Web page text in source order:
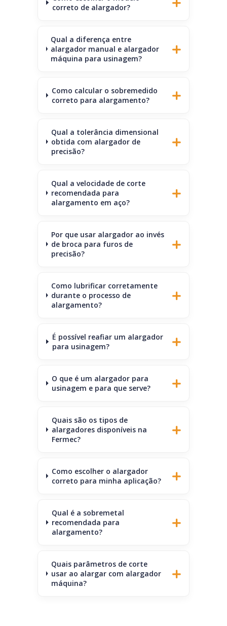
correto de alargador?
Qual a diferença entre
alargador manual e alargador
máquina para usinagem?
Como calcular o sobremedido
correto para alargamento?
Qual a tolerância dimensional
obtida com alargador de
precisão?
Qual a velocidade de corte
recomendada para
alargamento em aço?
Por que usar alargador ao invés
de broca para furos de
precisão?
Como lubrificar corretamente
durante o processo de
alargamento?
É possível reafiar um alargador
para usinagem?
O que é um alargador para
usinagem e para que serve?
Quais são os tipos de
alargadores disponíveis na
Fermec?
Como escolher o alargador
correto para minha aplicação?
Qual é a sobremetal
recomendada para
alargamento?
Quais parâmetros de corte
usar ao alargar com alargador
máquina?